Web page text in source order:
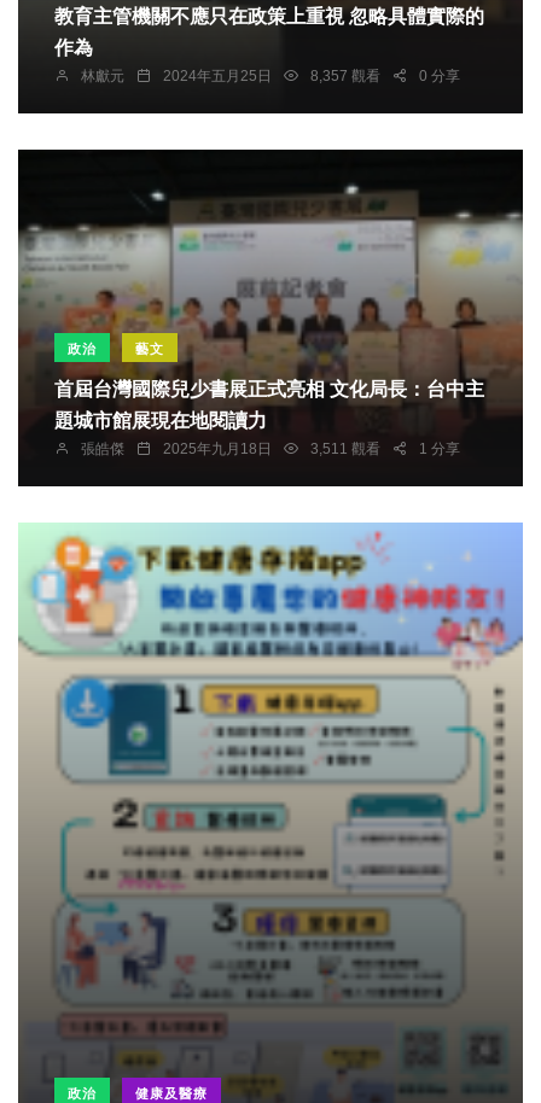
教育主管機關不應只在政策上重視 忽略具體實際的
作為
林獻元 2024年五月25日 8,357 觀看 0 分享
政治 藝文
首屆台灣國際兒少書展正式亮相 文化局長：台中主
題城市館展現在地閱讀力
張皓傑 2025年九月18日 3,511 觀看 1 分享
政治 健康及醫療